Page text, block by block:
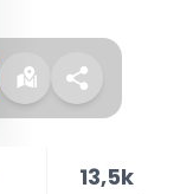
13,5k